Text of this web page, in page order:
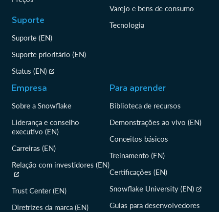
Suporte
Suporte (EN)
Suporte prioritário (EN)
Status (EN)
Varejo e bens de consumo
Tecnologia
Empresa
Sobre a Snowflake
Liderança e conselho
executivo (EN)
Carreiras (EN)
Relação com investidores (EN)
Trust Center (EN)
Diretrizes da marca (EN)
Para aprender
Biblioteca de recursos
Demonstrações ao vivo (EN)
Conceitos básicos
Treinamento (EN)
Certificações (EN)
Snowflake University (EN)
Guias para desenvolvedores